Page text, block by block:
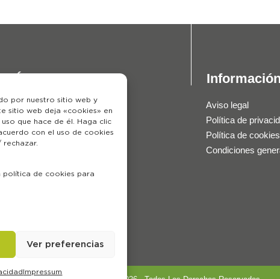
por nuestro sitio web y
sitio web deja «cookies» en
que hace de él. Haga clic
con el uso de cookies
política de cookies para
Ver preferencias
Impressum
Áreas
Nosotros
Formación
Blog
Información
Aviso legal
Política de
Política de cookies
Condiciones